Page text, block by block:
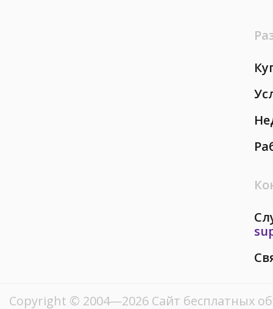
Copyright © 2004—2026 Сайт бесплатных